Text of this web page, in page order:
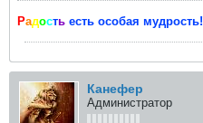
Радость есть особая мудрость!
Канефер
Администратор